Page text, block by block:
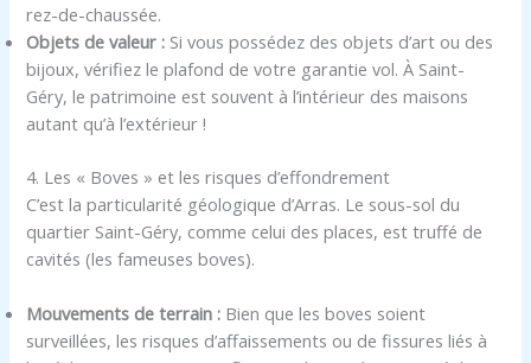
rez-de-chaussée.
Objets de valeur : Si vous possédez des objets d’art ou des
bijoux, vérifiez le plafond de votre garantie vol. À Saint-
Géry, le patrimoine est souvent à l’intérieur des maisons
autant qu’à l’extérieur !
4. Les « Boves » et les risques d’effondrement
C’est la particularité géologique d’Arras. Le sous-sol du
quartier Saint-Géry, comme celui des places, est truffé de
cavités (les fameuses boves).
Mouvements de terrain : Bien que les boves soient
surveillées, les risques d’affaissements ou de fissures liés à